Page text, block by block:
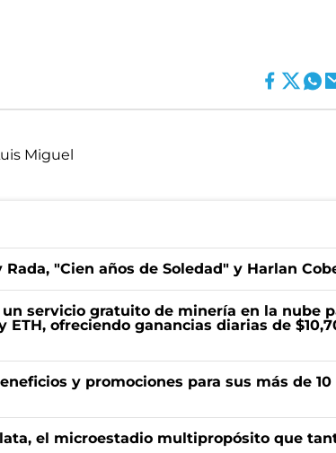
Miguel
"Cien años de Soledad" y Harlan
un servicio gratuito de minería en la nube
ETH, ofreciendo ganancias diarias de
y promociones para sus más de 10
el microestadio multipropósito que